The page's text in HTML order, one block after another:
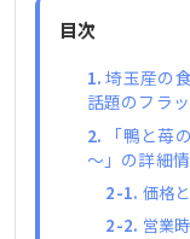
目次
埼玉産の
話題のフラ
「鴨と苺
～」の詳細
価格
営業